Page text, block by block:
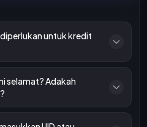
untuk kredit
selamat? Adakah